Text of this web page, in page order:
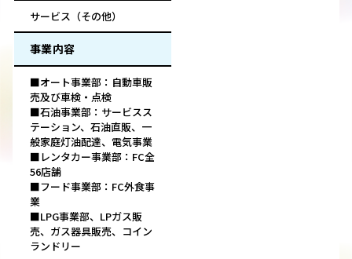
サービス（その他）
事業内容
■オート事業部：自動車販
売及び車検・点検
■石油事業部：サービスス
テーション、石油直販、一
般家庭灯油配達、電気事業
■レンタカー事業部：FC全
56店舗
■フード事業部：FC外食事
業
■LPG事業部、LPガス販
売、ガス器具販売、コイン
ランドリー